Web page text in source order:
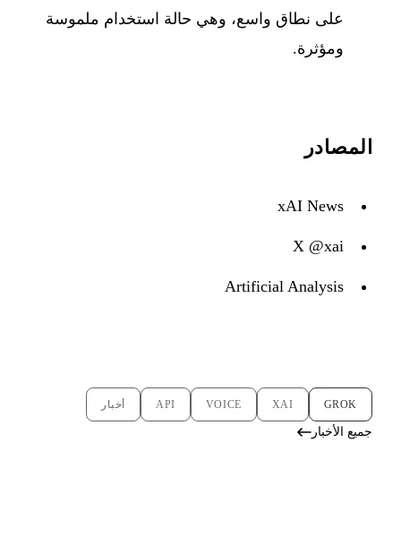
على نطاق واسع، وهي حالة استخدام ملموسة
ومؤثرة.
المصادر
xAI News
X @xai
Artificial Analysis
GROK
XAI
VOICE
API أخبار
جميع الأخبار